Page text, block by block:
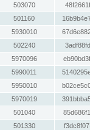
503070
501160
5930010
502240
5970096
5990011
5950010
5970019
501040
501330